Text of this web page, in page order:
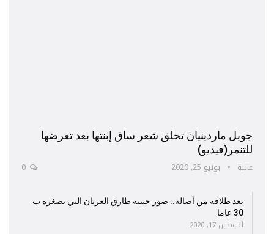
جويل ماردينيان تحلق شعر ساق إبنتها بعد تعرضها
للتنمر(فيديو)
عالية يونيو 25, 2020
بعد طلاقه من أصالة.. صور حبيبة طارق العريان التي تصغره ب
30 عاما
أغسطس 17, 2020